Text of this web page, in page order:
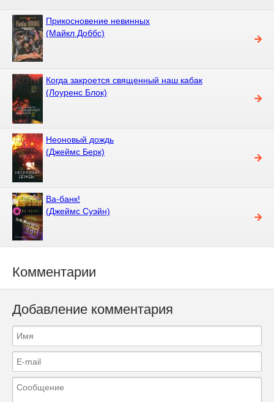
Прикосновение невинных
(Майкл Доббс)
Когда закроется священный наш кабак
(Лоуренс Блок)
Неоновый дождь
(Джеймс Берк)
Ва-банк!
(Джеймс Суэйн)
Комментарии
Добавление комментария